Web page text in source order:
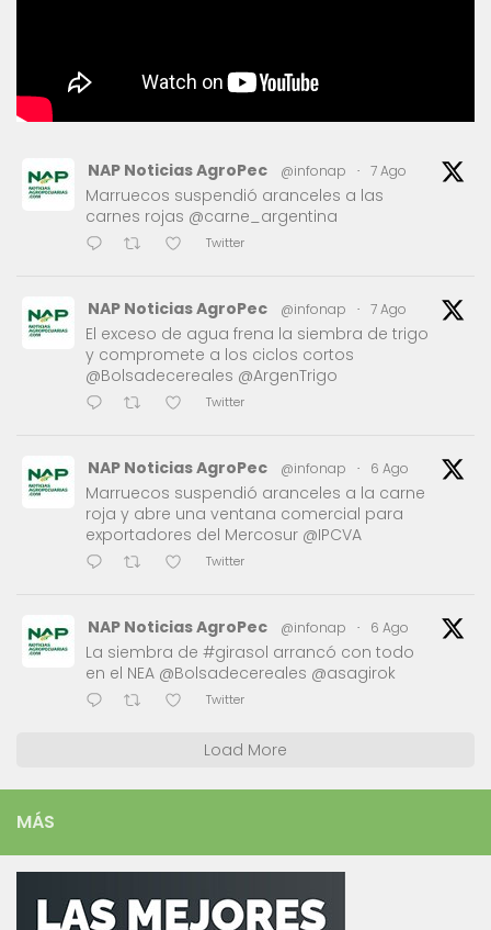
NAP Noticias AgroPec @infonap · 7 Ago
Marruecos suspendió aranceles a las
carnes rojas @carne_argentina
Twitter
NAP Noticias AgroPec @infonap · 7 Ago
El exceso de agua frena la siembra de trigo
y compromete a los ciclos cortos
@Bolsadecereales @ArgenTrigo
Twitter
NAP Noticias AgroPec @infonap · 6 Ago
Marruecos suspendió aranceles a la carne
roja y abre una ventana comercial para
exportadores del Mercosur @IPCVA
Twitter
NAP Noticias AgroPec @infonap · 6 Ago
La siembra de #girasol arrancó con todo
en el NEA @Bolsadecereales @asagirok
Twitter
Load More
MÁS